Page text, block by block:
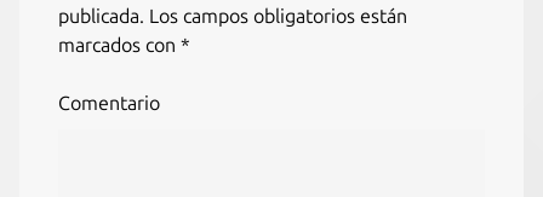
publicada. Los campos obligatorios están
marcados con *
Comentario